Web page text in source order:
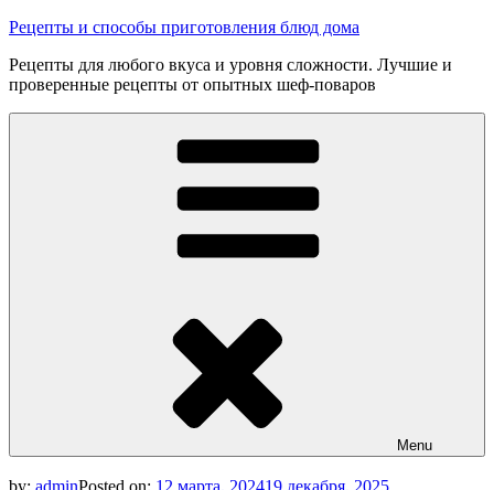
Skip
content
Рецепты и способы приготовления блюд дома
Рецепты для любого вкуса и уровня сложности. Лучшие и
проверенные рецепты от опытных шеф-поваров
Menu
by: adminPosted on: 12 марта, 202419 декабря, 2025